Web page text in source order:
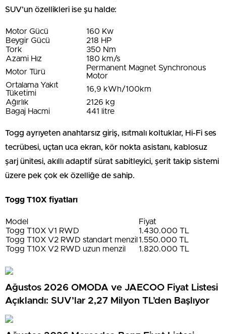
SUV’un özellikleri ise şu halde:
Motor Gücü
160 Kw
Beygir Gücü
218 HP
Tork
350 Nm
Azami Hız
180 km/s
Motor Türü
Permanent Magnet Synchronous
Motor
Ortalama Yakıt
Tüketimi
16,9 kWh/100km
Ağırlık
2126 kg
Bagaj Hacmi
441 litre
Togg ayrıyeten anahtarsız giriş, ısıtmalı koltuklar, Hi-Fi ses
tecrübesi, uçtan uca ekran, kör nokta asistanı, kablosuz
şarj ünitesi, akıllı adaptif sürat sabitleyici, şerit takip sistemi
üzere pek çok ek özelliğe de sahip.
Togg T10X fiyatları
Model
Fiyat
Togg T10X V1 RWD
1.430.000 TL
Togg T10X V2 RWD standart menzil 1.550.000 TL
Togg T10X V2 RWD uzun menzil
1.820.000 TL
Ağustos 2026 OMODA ve JAECOO Fiyat Listesi
Açıklandı: SUV’lar 2,27 Milyon TL’den Başlıyor